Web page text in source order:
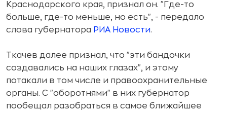
Краснодарского края, признал он. "Где-то
больше, где-то меньше, но есть", - передало
слова губернатора РИА Новости.
Ткачев далее признал, что "эти бандочки
создавались на наших глазах", и этому
потакали в том числе и правоохранительные
органы. С "оборотнями" в них губернатор
пообещал разобраться в самое ближайшее